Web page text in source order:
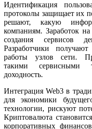
Идентификация
протоколы защищает их
решают, какую
компаниям. Заработок
создания сервисов
Разработчики
работы узлов сети.
такими сервисными
доходность.
Интеграция Web3 в
для экономики
технологии, рискуют
Криптовалюта
корпоративных